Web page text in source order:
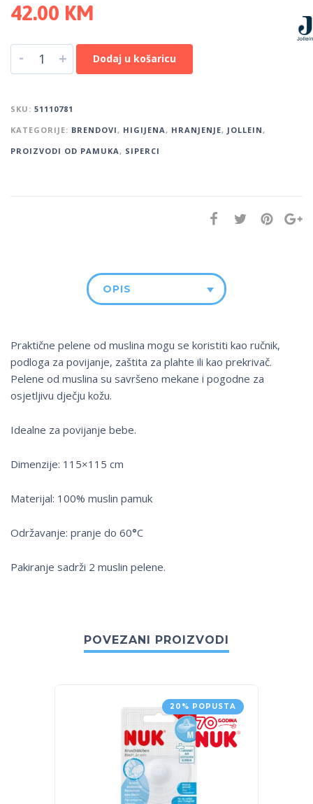
42.00 KM
- + Dodaj u košaricu
SKU: 51110781
KATEGORIJE: BRENDOVI, HIGIJENA, HRANJENJE, JOLLEIN,
PROIZVODI OD PAMUKA, SIPERCI
OPIS
Praktične pelene od muslina mogu se koristiti kao ručnik,
podloga za povijanje, zaštita za plahte ili kao prekrivač.
Pelene od muslina su savršeno mekane i pogodne za
osjetljivu dječju kožu.
Idealne za povijanje bebe.
Dimenzije: 115×115 cm
Materijal: 100% muslin pamuk
Održavanje: pranje do 60°C
Pakiranje sadrži 2 muslin pelene.
POVEZANI PROIZVODI
20% POPUSTA